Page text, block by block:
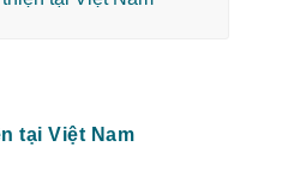
tại Việt Nam